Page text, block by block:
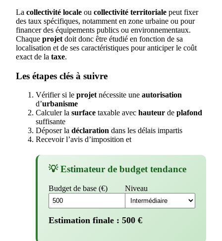
La collectivité locale ou collectivité territoriale peut fixer
des taux spécifiques, notamment en zone urbaine ou pour
financer des équipements publics ou environnementaux.
Chaque projet doit donc être étudié en fonction de sa
localisation et de ses caractéristiques pour anticiper le coût
exact de la taxe.
Les étapes clés à suivre
Vérifier si le projet nécessite une autorisation
d’urbanisme
Calculer la surface taxable avec hauteur de plafond
suffisante
Déposer la déclaration dans les délais impartis
Recevoir l’avis d’imposition et
💡 Estimateur de budget tendance
Budget de base (€) Niveau
Estimation finale : 500 €